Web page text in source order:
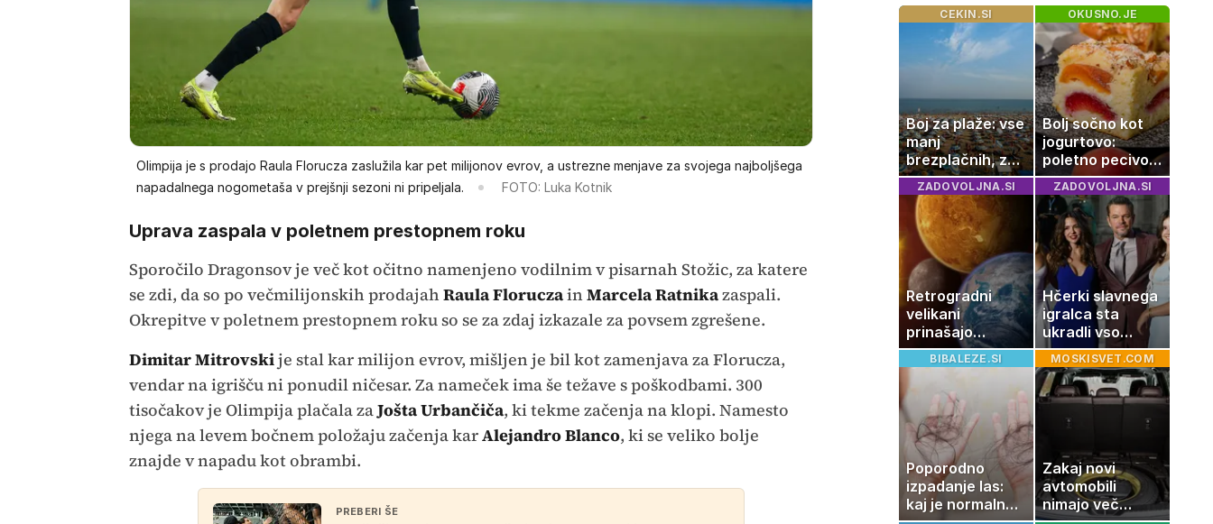
Olimpija je s prodajo Raula Florucza zaslužila kar pet milijonov evrov, a ustrezne menjave za svojega najboljšega
napadalnega nogometaša v prejšnji sezoni ni pripeljala.
FOTO: Luka Kotnik
Uprava zaspala v poletnem prestopnem roku
Sporočilo Dragonsov je več kot očitno namenjeno vodilnim v pisarnah Stožic, za katere
se zdi, da so po večmilijonskih prodajahRaula FloruczainMarcela Ratnikazaspali.
Okrepitve v poletnem prestopnem roku so se za zdaj izkazale za povsem zgrešene.
Dimitar Mitrovskije stal kar milijon evrov, mišljen je bil kot zamenjava za Florucza,
vendar na igrišču ni ponudil ničesar. Za nameček ima še težave s poškodbami. 300
tisočakov je Olimpija plačala zaJošta Urbančiča, ki tekme začenja na klopi. Namesto
njega na levem bočnem položaju začenja karAlejandro Blanco, ki se veliko bolje
znajde v napadu kot obrambi.
PREBERI ŠE
CEKIN.SI
Boj za plaže: vse
manj
brezplačnih, za
ležalnik in
senčnik tudi več
kot 40 evrov
OKUSNO.JE
Bolj sočno kot
jogurtovo:
poletno pecivo,
ki vedno uspe
ZADOVOLJNA.SI
Retrogradni
velikani
prinašajo
pomembne
premike – kaj
pomeni, da so
Saturn, Neptun
in Pluton hkrati
retrogradni?
ZADOVOLJNA.SI
Hčerki slavnega
igralca sta
ukradli vso
pozornost
BIBALEZE.SI
Poporodno
izpadanje las:
kaj je normalno
MOSKISVET.COM
Zakaj novi
avtomobili
nimajo več